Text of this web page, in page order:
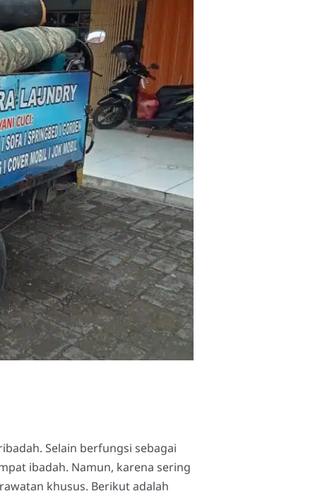
Selain berfungsi sebagai
ibadah. Namun, karena sering
khusus. Berikut adalah